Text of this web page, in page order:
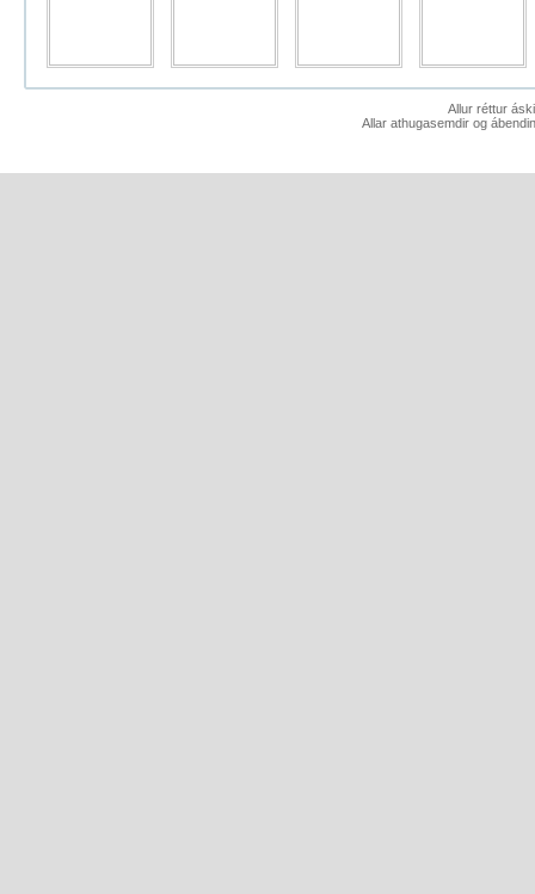
Allur réttur
Allar athugasemdir og